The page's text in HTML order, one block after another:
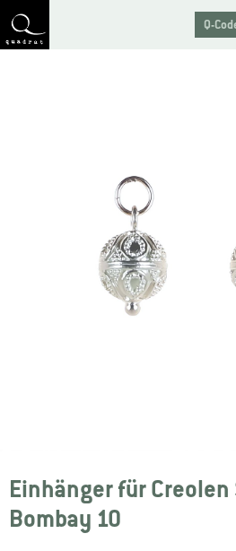
Einhänger für
Bombay 10